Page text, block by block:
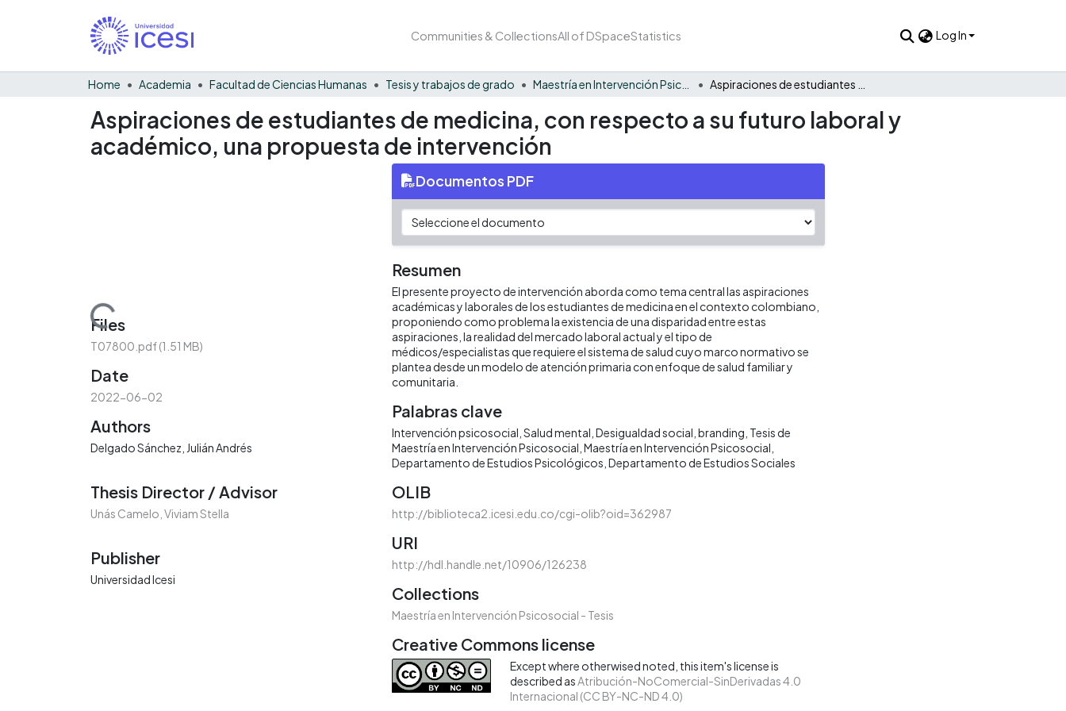
Communities & CollectionsAll of DSpaceStatistics Log In
Home Academia Facultad de Ciencias Humanas Tesis y trabajos de grado
Aspiraciones de estudiantes de medicina, con respecto a su futuro laboral y
académico, una propuesta de intervención
Loading...
Files
T07800.pdf(1.51 MB)
Date
2022-06-02
Authors
Delgado Sánchez, Julián Andrés
Thesis Director / Advisor
Unás Camelo, Viviam Stella
Publisher
Universidad Icesi
Documentos PDF
Resumen
El presente proyecto de intervención aborda como tema central las aspiraciones
académicas y laborales de los estudiantes de medicina en el contexto colombiano,
proponiendo como problema la existencia de una disparidad entre estas
aspiraciones, la realidad del mercado laboral actual y el tipo de
médicos/especialistas que requiere el sistema de salud cuyo marco normativo se
plantea desde un modelo de atención primaria con enfoque de salud familiar y
comunitaria.
Palabras clave
Intervención psicosocial Salud mental Desigualdad social branding Tesis de
Maestría en Intervención Psicosocial Maestría en Intervención Psicosocial
Departamento de Estudios Psicológicos Departamento de Estudios Sociales
OLIB
http://biblioteca2.icesi.edu.co/cgi-olib?oid=362987
URI
http://hdl.handle.net/10906/126238
Collections
Maestría en Intervención Psicosocial - Tesis
Creative Commons license
Except where otherwised noted, this item's license is
described as Atribución-NoComercial-SinDerivadas 4.0
Internacional (CC BY-NC-ND 4.0)